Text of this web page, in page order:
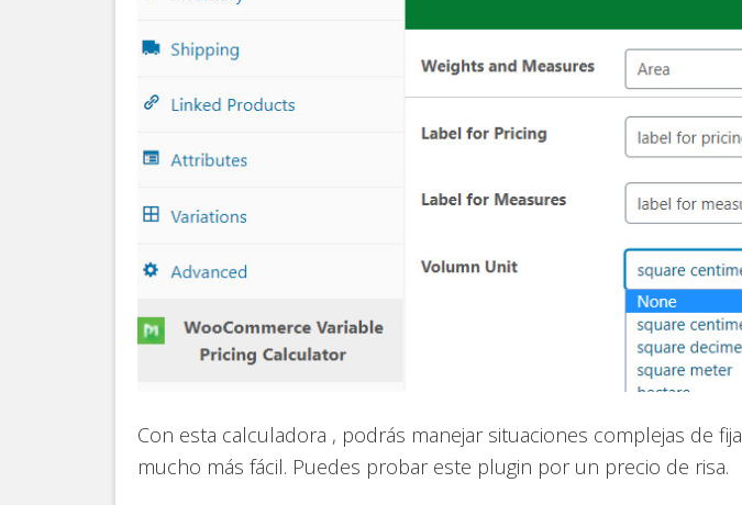
Con esta calculadora , podrás manejar situaciones complejas de
mucho más fácil. Puedes probar este plugin por un precio de risa.